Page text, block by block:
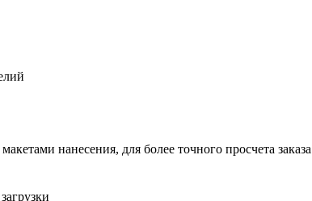
нанесения, для более точного просчета заказа